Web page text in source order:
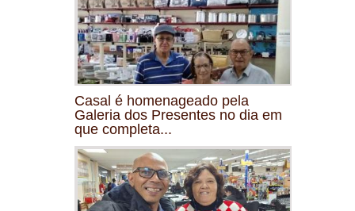
Casal é homenageado pela
Galeria dos Presentes no dia em
que completa...